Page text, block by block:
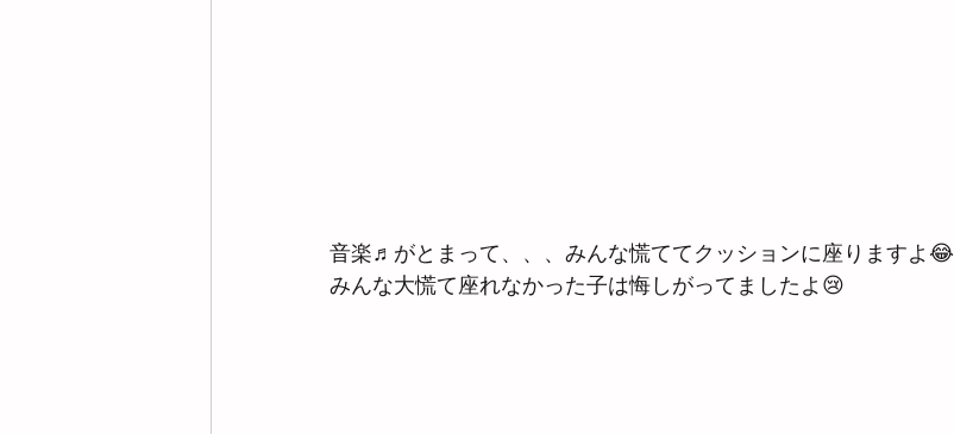
音楽♬がとまって、、、みんな慌ててクッションに座りますよ😂
みんな大慌て座れなかった子は悔しがってましたよ😢